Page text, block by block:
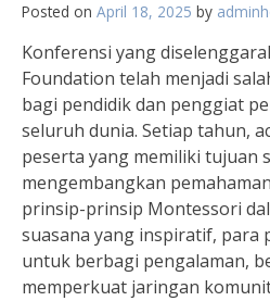
Posted on April 18, 2025 by
Konferensi yang
Foundation telah menjadi
bagi pendidik dan penggiat
seluruh dunia. Setiap tahun,
peserta yang memiliki tujuan
mengembangkan
prinsip-prinsip Montessori
suasana yang inspiratif, para
untuk berbagi pengalaman,
memperkuat jaringan